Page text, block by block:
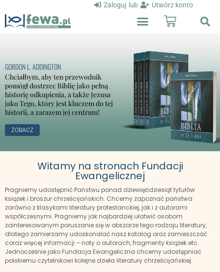
Zaloguj lub Utwórz konto
GORDON L. ADDINGTON
Chciałbym, aby ten przewodnik
pomógł dostrzec Biblię jako pełną
historię odkupienia, a także Jezusa
jako Tego, który jest kluczem do tej
historii, a zarazem jej centrum!
ZOBACZ
Witamy na stronach Fundacji
Ewangelicznej
Pragniemy udostępnić Państwu ponad dziewięćdziesiąt tytułów
książek i broszur chrześcijańskich. Chcemy zapoznać państwa
zarówno z klasykami literatury protestanckiej, jak i z autorami
współczesnymi. Pragniemy jak najbardziej ułatwić osobom
zainteresowanym poruszanie się w obszarze tego rodzaju literatury,
dlatego zamierzamy udoskonalać nasz katalog oraz zamieszczać
coraz więcej informacji – noty o autorach, fragmenty książek etc.
Jednocześnie jako Fundacja Ewangeliczna chcemy udostępniać
polskiemu czytelnikowi kolejne dzieła literatury chrześcijańskiej.